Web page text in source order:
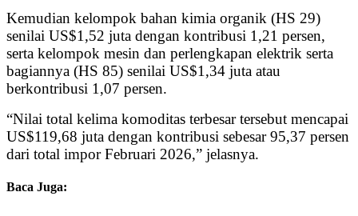
Kemudian kelompok bahan kimia organik (HS 29)
senilai US$1,52 juta dengan kontribusi 1,21 persen,
serta kelompok mesin dan perlengkapan elektrik serta
bagiannya (HS 85) senilai US$1,34 juta atau
berkontribusi 1,07 persen.
“Nilai total kelima komoditas terbesar tersebut mencapai
US$119,68 juta dengan kontribusi sebesar 95,37 persen
dari total impor Februari 2026,” jelasnya.
Baca Juga: